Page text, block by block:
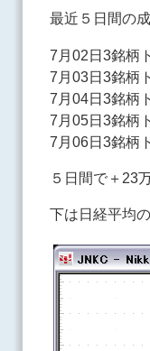
最近５日間の
7月02日3銘柄
7月03日3銘柄
7月04日3銘柄
7月05日3銘柄
7月06日3銘柄
５日間で＋23
下は日経平均